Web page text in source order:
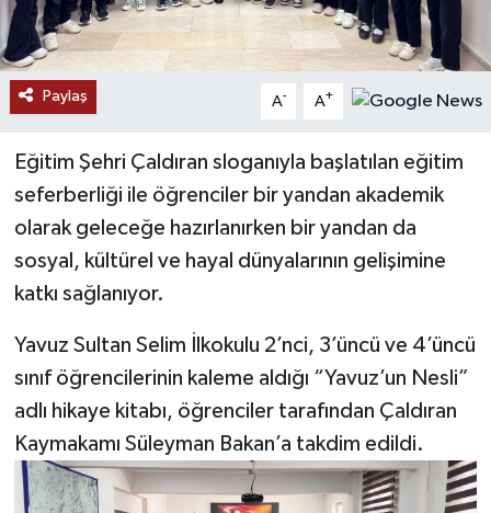
Paylaş A- A+
Eğitim Şehri Çaldıran sloganıyla başlatılan eğitim
seferberliği ile öğrenciler bir yandan akademik
olarak geleceğe hazırlanırken bir yandan da
sosyal, kültürel ve hayal dünyalarının gelişimine
katkı sağlanıyor.
Yavuz Sultan Selim İlkokulu 2’nci, 3’üncü ve 4’üncü
sınıf öğrencilerinin kaleme aldığı “Yavuz’un Nesli”
adlı hikaye kitabı, öğrenciler tarafından Çaldıran
Kaymakamı Süleyman Bakan’a takdim edildi.